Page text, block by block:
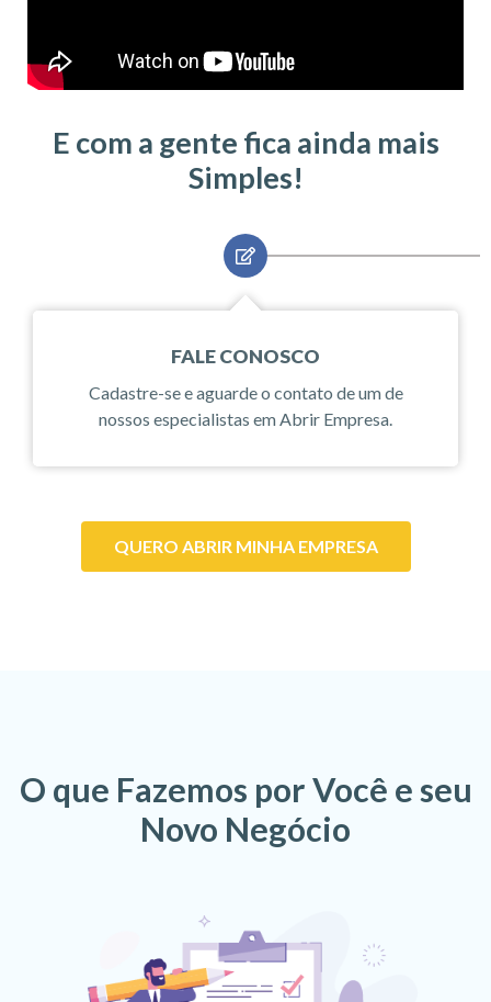
E com a gente fica ainda mais
Simples!
FALE CONOSCO
Cadastre-se e aguarde o contato de um de
nossos especialistas em Abrir Empresa.
QUERO ABRIR MINHA EMPRESA
O que Fazemos por Você e seu
Novo Negócio